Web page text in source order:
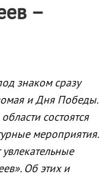
–
знаком сразу
и Дня Победы.
состоятся
мероприятия.
Об этих и